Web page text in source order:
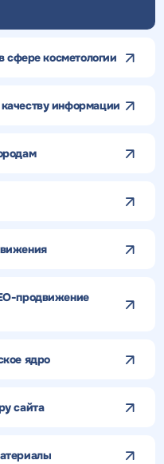
сфере косметологии
информации
продвижение
ядро
сайта